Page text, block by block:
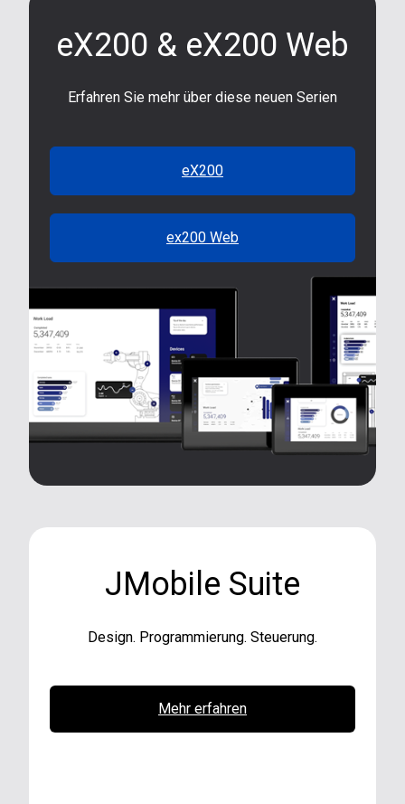
eX200 & eX200 Web
Erfahren Sie mehr über diese neuen Serien
eX200
ex200 Web
JMobile Suite
Design. Programmierung. Steuerung.
Mehr erfahren